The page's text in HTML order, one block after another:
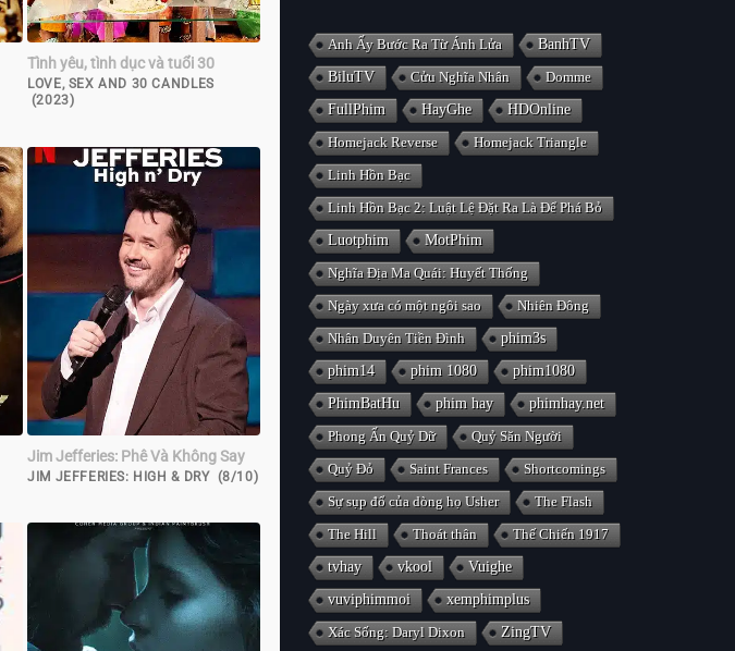
Tình yêu, tình dục và tuổi 30
LOVE, SEX AND 30 CANDLES
(2023)
Jim Jefferies: Phê Và Không Say
JIM JEFFERIES: HIGH & DRY (8/10)
Anh Ấy Bước Ra Từ Ánh Lửa
BanhTV
BiluTV
Cửu Nghĩa Nhân
Domme
FullPhim
HayGhe
HDOnline
Homejack Reverse
Homejack Triangle
Linh Hồn Bạc
Linh Hồn Bạc 2: Luật Lệ Đặt Ra Là Để Phá Bỏ
Luotphim
MotPhim
Nghĩa Địa Ma Quái: Huyết Thống
Ngày xưa có một ngôi sao
Nhiên Đông
Nhân Duyên Tiền Đình
phim3s
phim14
phim 1080
phim1080
PhimBatHu
phim hay
phimhay.net
Phong Ấn Quỷ Dữ
Quỷ Săn Người
Quỷ Đỏ
Saint Frances
Shortcomings
Sự sụp đổ của dòng họ Usher
The Flash
The Hill
Thoát thân
Thế Chiến 1917
tvhay
vkool
Vuighe
vuviphimmoi
xemphimplus
Xác Sống: Daryl Dixon
ZingTV